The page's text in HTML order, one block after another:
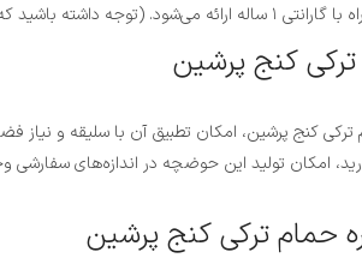
شیرآلات به صورت جداگانه محاسبه می‌گردد).
کنج پرشین
کنج پرشین، امکان تطبیق آن با سلیقه و
امکان تولید این حوضچه در اندازه‌های سفارشی
حمام ترکی کنج پرشین